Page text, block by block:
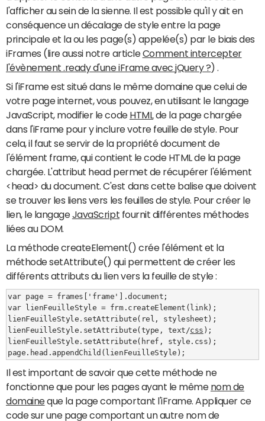
l'afficher au sein de la sienne. Il est possible qu'il y ait en
conséquence un décalage de style entre la page
principale et la ou les page(s) appelée(s) par le biais des
iFrames (lire aussi notre articleComment intercepter
l'évènement .ready d'une iFrame avec jQuery ?) .
Si l'iFrame est situé dans le même domaine que celui de
votre page internet, vous pouvez, en utilisant le langage
JavaScript, modifier le code HTML de la page chargée
dans l'iFrame pour y inclure votre feuille de style. Pour
cela, il faut se servir de la propriété document de
l'élément frame, qui contient le code HTML de la page
chargée. L'attribut head permet de récupérer l'élément
<head> du document. C'est dans cette balise que doivent
se trouver les liens vers les feuilles de style. Pour créer le
lien, le langageJavaScript fournit différentes méthodes
liées au DOM.
La méthode createElement() crée l'élément et la
méthode setAttribute() qui permettent de créer les
différents attributs du lien vers la feuille de style :
var page = frames['frame'].document;
var lienFeuilleStyle = frm.createElement(link);
lienFeuilleStyle.setAttribute(rel, stylesheet);
lienFeuilleStyle.setAttribute(type, text/css );
lienFeuilleStyle.setAttribute(href, style.css);
page.head.appendChild(lienFeuilleStyle);
Il est important de savoir que cette méthode ne
fonctionne que pour les pages ayant le même nom de
domaineque la page comportant l'iFrame. Appliquer ce
code sur une page comportant un autre nom de